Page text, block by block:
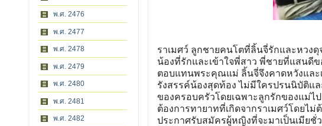
พ.ศ. 2476
พ.ศ. 2477
พ.ศ. 2478
พ.ศ. 2479
พ.ศ. 2480
พ.ศ. 2481
พ.ศ. 2482
ราเมศว์ ลูกชายคนโตที่ลิ้นจี่รักและหวง
น้องที่รักและเข้าใจพี่สาว พี่ชายที่แสนดีข
ตอบแทนพระคุณแม่ ลิ้นจี่จึงคาดหวังและ
รังสรรค์น้องสุดท้อง ไม่มีใครปรนนิบัติแล
ของครอบครัวโดยเฉพาะลูกรักของแม่ไ
ต้องการทายาทที่เกิดจากราเมศว์โดยไ
ประกาศรับสมัครผู้หญิงที่จะมาเป็นเมียชั่